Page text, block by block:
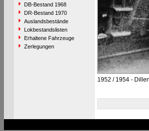
DB-Bestand 1968
DR-Bestand 1970
Auslandsbestände
Lokbestandslisten
Erhaltene Fahrzeuge
Zerlegungen
1952 / 1954 -